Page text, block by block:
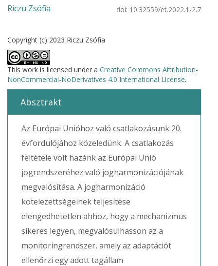
Riczu Zsófia doi: 10.32559/et.2022.1-2.7
Copyright (c) 2023 Riczu Zsófia
This work is licensed under a Creative Commons Attribution-
NonCommercial-NoDerivatives 4.0 International License.
Absztrakt
Az Európai Unióhoz való csatlakozásunk 20.
évfordulójához közeledünk. A csatlakozás
feltétele volt hazánk az Európai Unió
jogrendszeréhez való jogharmonizációjának
megvalósítása. A jogharmonizáció
kötelezettségeinek teljesítése
elengedhetetlen ahhoz, hogy a mechanizmus
sikeres legyen, megvalósulhasson az a
monitoringrendszer, amely az adaptációt
ellenőrzi egy adott tagállam